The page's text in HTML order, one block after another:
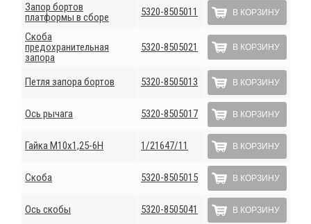
Запор бортов
платформы в сборе
5320-8505011 В КОРЗИНУ
Скоба
предохранительная
запора
5320-8505021 В КОРЗИНУ
Петля запора бортов 5320-8505013 В КОРЗИНУ
Ось рычага 5320-8505017 В КОРЗИНУ
Гайка М10х1,25-6Н 1/21647/11 В КОРЗИНУ
Скоба 5320-8505015 В КОРЗИНУ
Ось скобы 5320-8505041 В КОРЗИНУ